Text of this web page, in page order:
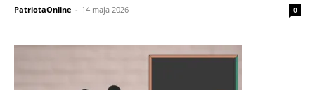
PatriotaOnline - 14 maja 2026 0